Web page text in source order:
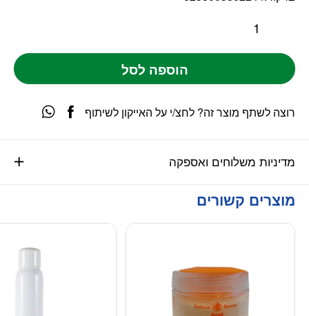
הוספה לסל
מדיניות משלוחים ואספקה
רוצה לשתף מוצר זה? לחצ/י על האייקון לשיתוף
מוצרים קשורים